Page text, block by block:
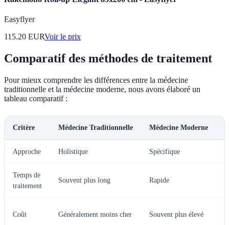
Easyflyer
115.20 EURVoir le prix
Comparatif des méthodes de traitement
Pour mieux comprendre les différences entre la médecine
traditionnelle et la médecine moderne, nous avons élaboré un
tableau comparatif :
Critère Médecine Traditionnelle Médecine Moderne
Approche Holistique Spécifique
Temps de
traitement
Souvent plus long Rapide
Coût Généralement moins cher Souvent plus élevé